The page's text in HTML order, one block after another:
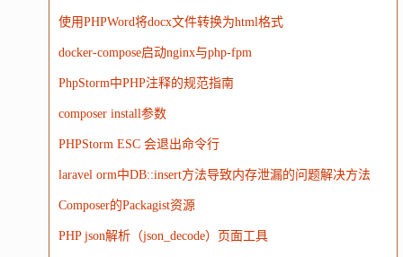
使用PHPWord将docx文件转换为html格式
docker-compose启动nginx与php-fpm
PhpStorm中PHP注释的规范指南
composer install参数
PHPStorm ESC 会退出命令行
laravel orm中DB::insert方法导致内存泄漏的问题解决方法
Composer的Packagist资源
PHP json解析（json_decode）页面工具